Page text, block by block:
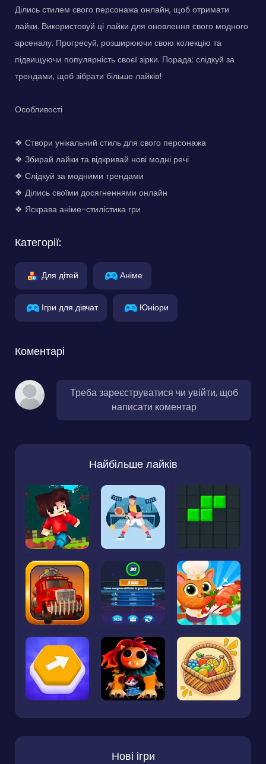
Ділись стилем свого персонажа онлайн, щоб отримати
лайки. Використовуй ці лайки для оновлення свого модного
арсеналу. Прогресуй, розширюючи свою колекцію та
підвищуючи популярність своєї зірки. Порада: слідкуй за
трендами, щоб зібрати більше лайків!
Особливості
❖ Створи унікальний стиль для свого персонажа
❖ Збирай лайки та відкривай нові модні речі
❖ Слідкуй за модними трендами
❖ Ділись своїми досягненнями онлайн
❖ Яскрава аніме-стилістика гри
Категорії:
Для дітей Аніме
Ігри для дівчат Юніори
Коментарі
Треба зареєструватися чи увійти, щоб
написати коментар
Найбільше лайків
Нові ігри